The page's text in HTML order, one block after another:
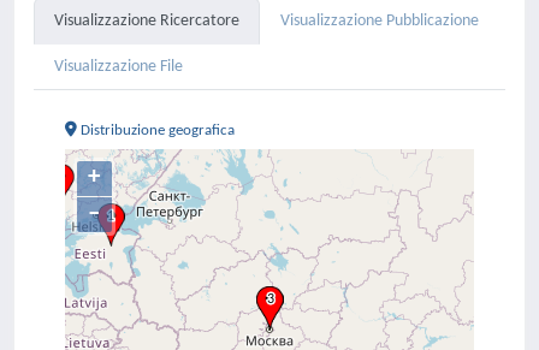
Visualizzazione Ricercatore Visualizzazione Pubblicazione
Visualizzazione File
Distribuzione geografica
+
–